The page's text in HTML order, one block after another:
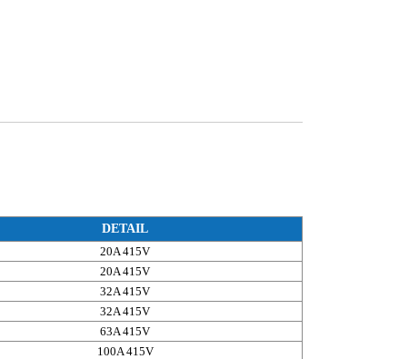
DETAIL
20A 415V
20A 415V
32A 415V
32A 415V
63A 415V
100A 415V